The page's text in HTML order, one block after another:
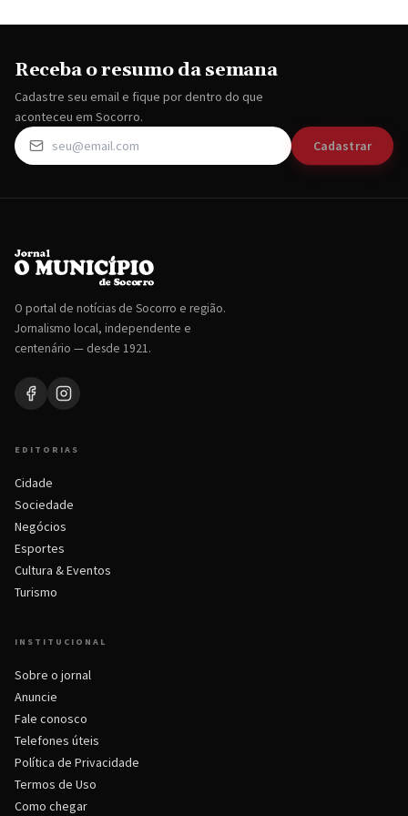
Receba o resumo da semana
Cadastre seu email e fique por dentro do que
aconteceu em Socorro.
Cadastrar
O portal de notícias de Socorro e região.
Jornalismo local, independente e
centenário — desde 1921.
EDITORIAS
Cidade
Sociedade
Negócios
Esportes
Cultura & Eventos
Turismo
INSTITUCIONAL
Sobre o jornal
Anuncie
Fale conosco
Telefones úteis
Política de Privacidade
Termos de Uso
Como chegar